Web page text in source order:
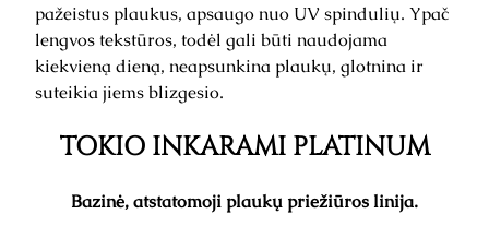
pažeistus plaukus, apsaugo nuo UV spindulių. Ypač
lengvos tekstūros, todėl gali būti naudojama
kiekvieną dieną, neapsunkina plaukų, glotnina ir
suteikia jiems blizgesio.
TOKIO INKARAMI PLATINUM
Bazinė, atstatomoji plaukų priežiūros linija.